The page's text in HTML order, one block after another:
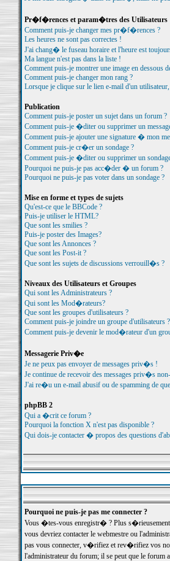
Pr�f�rences et param�tres des Utilisateurs
Comment puis-je changer mes pr�f�rences ?
Les heures ne sont pas correctes !
J'ai chang� le fuseau horaire et l'heure est
Ma langue n'est pas dans la liste !
Comment puis-je montrer une image en dessous
Comment puis-je changer mon rang ?
Lorsque je clique sur le lien e-mail d'un
Publication
Comment puis-je poster un sujet dans un forum ?
Comment puis-je �diter ou supprimer un
Comment puis-je ajouter une signature � mon
Comment puis-je cr�er un sondage ?
Comment puis-je �diter ou supprimer un
Pourquoi ne puis-je pas acc�der � un forum ?
Pourquoi ne puis-je pas voter dans un sondage ?
Mise en forme et types de sujets
Qu'est-ce que le BBCode ?
Puis-je utiliser le HTML?
Que sont les smilies ?
Puis-je poster des Images?
Que sont les Annonces ?
Que sont les Post-it ?
Que sont les sujets de discussions verrouill�s ?
Niveaux des Utilisateurs et Groupes
Qui sont les Administrateurs ?
Qui sont les Mod�rateurs?
Que sont les groupes d'utilisateurs ?
Comment puis-je joindre un groupe d'utilisateurs ?
Comment puis-je devenir le mod�rateur d'un
Messagerie Priv�e
Je ne peux pas envoyer de messages priv�s !
Je continue de recevoir des messages priv�s
J'ai re�u un e-mail abusif ou de spamming de
phpBB 2
Qui a �crit ce forum ?
Pourquoi la fonction X n'est pas disponible ?
Qui dois-je contacter � propos des questions
Pourquoi ne puis-je pas me connecter ?
Vous �tes-vous enregistr� ? Plus
vous devriez contacter le webmestre ou
pas vous connecter, v�rifiez et rev�rifiez vos
l'administrateur du forum; il se peut que le